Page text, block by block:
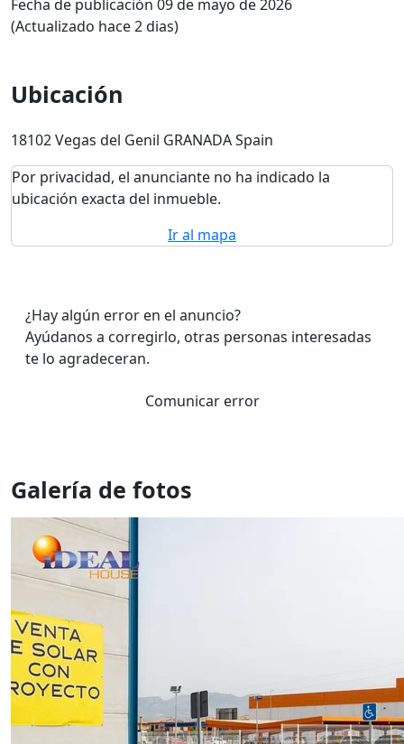
Fecha de publicación 09 de mayo de 2026
(Actualizado hace 2 dias)
Ubicación
18102 Vegas del Genil GRANADA Spain
Por privacidad, el anunciante no ha indicado la
ubicación exacta del inmueble.
Ir al mapa
¿Hay algún error en el anuncio?
Ayúdanos a corregirlo, otras personas interesadas
te lo agradeceran.
Comunicar error
Galería de fotos